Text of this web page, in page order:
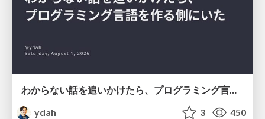
わからない話を追いかけたら、プログラミング言語を作る側にいた
ydah
3 450